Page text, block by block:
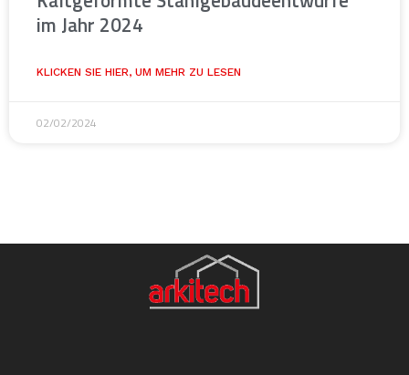
im Jahr 2024
KLICKEN SIE HIER, UM MEHR ZU LESEN
02/02/2024